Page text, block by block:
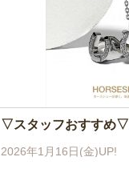
▽スタッフおすすめ▽
2026年1月16日(金)UP!